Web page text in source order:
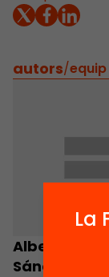
autors/
Albert Ferrer i
Sánchez
La